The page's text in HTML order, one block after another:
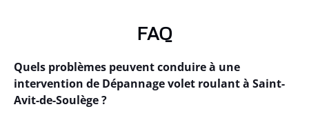
FAQ
Quels problèmes peuvent conduire à une
intervention de Dépannage volet roulant à Saint-
Avit-de-Soulège ?